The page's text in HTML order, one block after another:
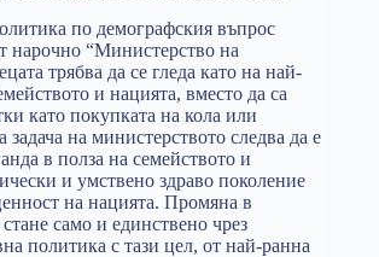
по демографския въпрос
нарочно “Министерство на
трябва да се гледа като на най-
и нацията, вместо да са
като покупката на кола или
на министерството следва да е
в полза на семейството и
и умствено здраво поколение
на нацията. Промяна в
само и единствено чрез
политика с тази цел, от най-ранна